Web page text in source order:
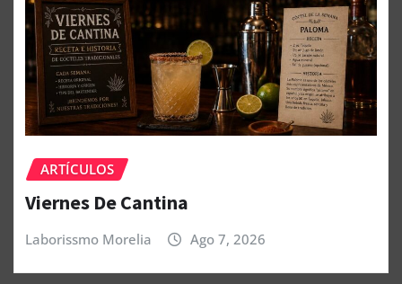
ARTÍCULOS
Viernes De Cantina
Laborissmo Morelia Ago 7, 2026